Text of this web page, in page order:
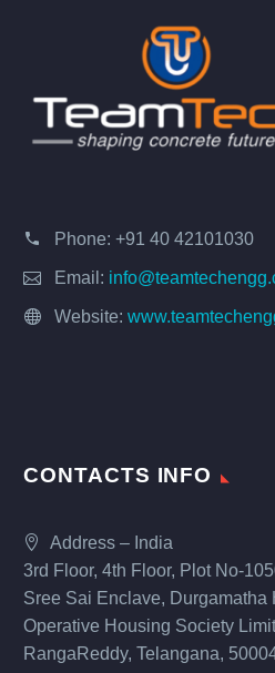
Phone: +91 40 42101030
Email:
Website:
CONTACTS INFO
Address – India
3rd Floor, 4th Floor, Plot No-
Sree Sai Enclave,
Operative Housing Society
RangaReddy, Telangana,